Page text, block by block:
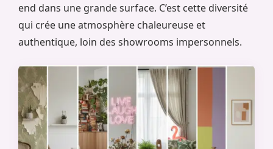
end dans une grande surface. C’est cette diversité
qui crée une atmosphère chaleureuse et
authentique, loin des showrooms impersonnels.